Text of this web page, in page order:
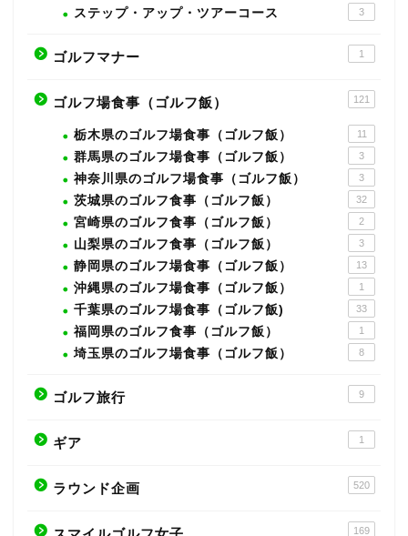
ステップ・アップ・ツアーコース 3
ゴルフマナー 1
ゴルフ場食事（ゴルフ飯） 121
栃木県のゴルフ場食事（ゴルフ飯） 11
群馬県のゴルフ場食事（ゴルフ飯） 3
神奈川県のゴルフ場食事（ゴルフ飯） 3
茨城県のゴルフ食事（ゴルフ飯） 32
宮崎県のゴルフ食事（ゴルフ飯） 2
山梨県のゴルフ食事（ゴルフ飯） 3
静岡県のゴルフ場食事（ゴルフ飯） 13
沖縄県のゴルフ場食事（ゴルフ飯） 1
千葉県のゴルフ場食事（ゴルフ飯) 33
福岡県のゴルフ食事（ゴルフ飯） 1
埼玉県のゴルフ場食事（ゴルフ飯） 8
ゴルフ旅行 9
ギア 1
ラウンド企画 520
169